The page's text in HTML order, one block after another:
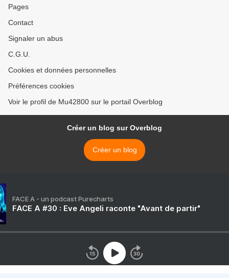
Pages
Contact
Signaler un abus
C.G.U.
Cookies et données personnelles
Préférences cookies
Voir le profil de Mu42800 sur le portail Overblog
Créer un blog sur Overblog
Créer un blog
FACE A - un podcast Purecharts
FACE A #30 : Eve Angeli raconte "Avant de partir"